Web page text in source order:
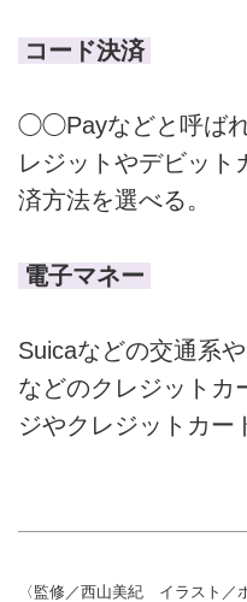
コード決済
◯◯Payなどと呼ば
レジットやデビット
済方法を選べる。
電子マネー
Suicaなどの交通系
などのクレジットカ
ジやクレジットカー
〈監修／西山美紀 イラスト／